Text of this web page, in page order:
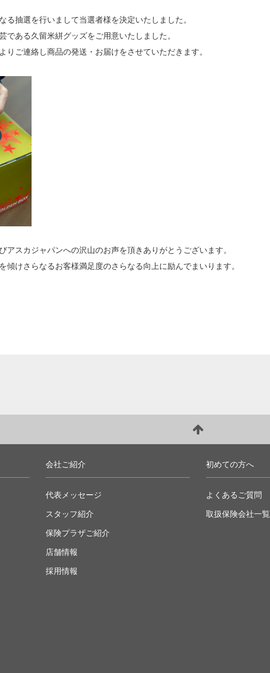
る抽選を行いまして当選者様を決定いたしました。
である久留米絣グッズをご用意いたしました。
りご連絡し商品の発送・お届けをさせていただきます。
アスカジャパンへの沢山のお声を頂きありがとうございます。
傾けさらなるお客様満足度のさらなる向上に励んでまいります。
会社ご紹介
代表メッセージ
スタッフ紹介
保険プラザご紹介
店舗情報
採用情報
初めての方へ
よくあるご質問
取扱保険会社一覧